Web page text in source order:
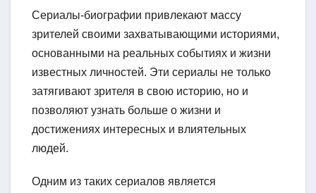
Сериалы-биографии привлекают массу
зрителей своими захватывающими историями,
основанными на реальных событиях и жизни
известных личностей. Эти сериалы не только
затягивают зрителя в свою историю, но и
позволяют узнать больше о жизни и
достижениях интересных и влиятельных
людей.
Одним из таких сериалов является